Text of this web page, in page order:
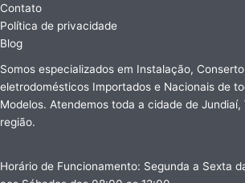
Contato
Política de privacidade
Blog
Somos especializados em Instalação,
eletrodomésticos Importados e Nacionais de
Modelos. Atendemos toda a cidade de Jundiaí,
região.
Horário de Funcionamento: Segunda a Sexta